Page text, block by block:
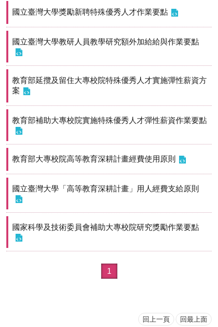
國立臺灣大學獎勵新聘特殊優秀人才作業要點
國立臺灣大學教研人員教學研究額外加給給與作業要點
教育部延攬及留住大專校院特殊優秀人才實施彈性薪資方
案
教育部補助大專校院實施特殊優秀人才彈性薪資作業要點
教育部大專校院高等教育深耕計畫經費使用原則
國立臺灣大學「高等教育深耕計畫」用人經費支給原則
國家科學及技術委員會補助大專校院研究獎勵作業要點
1
回上一頁 回最上面